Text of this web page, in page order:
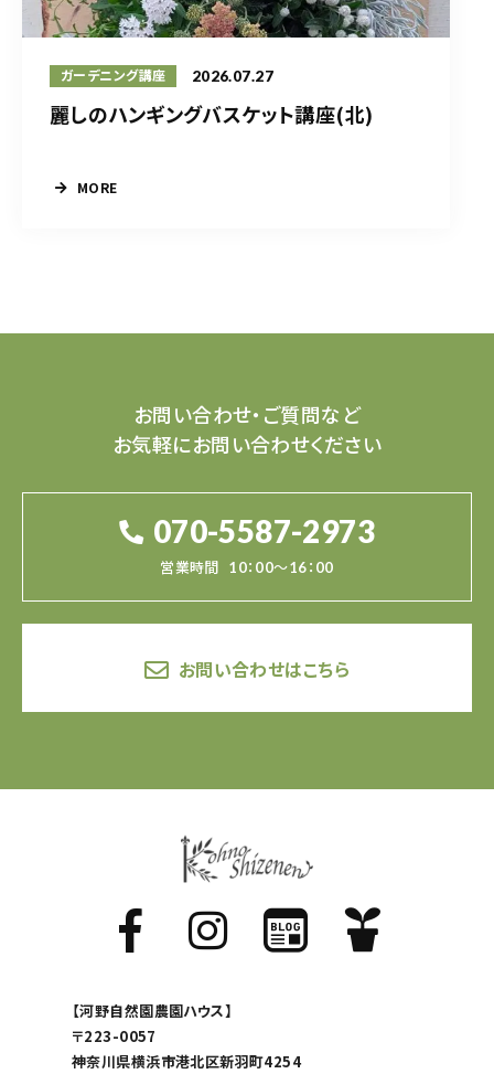
ガーデニング講座 2026.07.27
麗しのハンギングバスケット講座(北)
MORE
お問い合わせ・ご質問など
お気軽にお問い合わせください
070-5587-2973
営業時間 10：00～16：00
お問い合わせはこちら
【河野自然園農園ハウス】
〒223-0057
神奈川県横浜市港北区新羽町4254